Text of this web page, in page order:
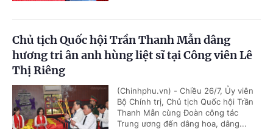
Chủ tịch Quốc hội Trần Thanh Mẫn dâng
hương tri ân anh hùng liệt sĩ tại Công viên Lê
Thị Riêng
(Chinhphu.vn) - Chiều 26/7, Ủy viên
Bộ Chính trị, Chủ tịch Quốc hội Trần
Thanh Mẫn cùng Đoàn công tác
Trung ương đến dâng hoa, dâng...